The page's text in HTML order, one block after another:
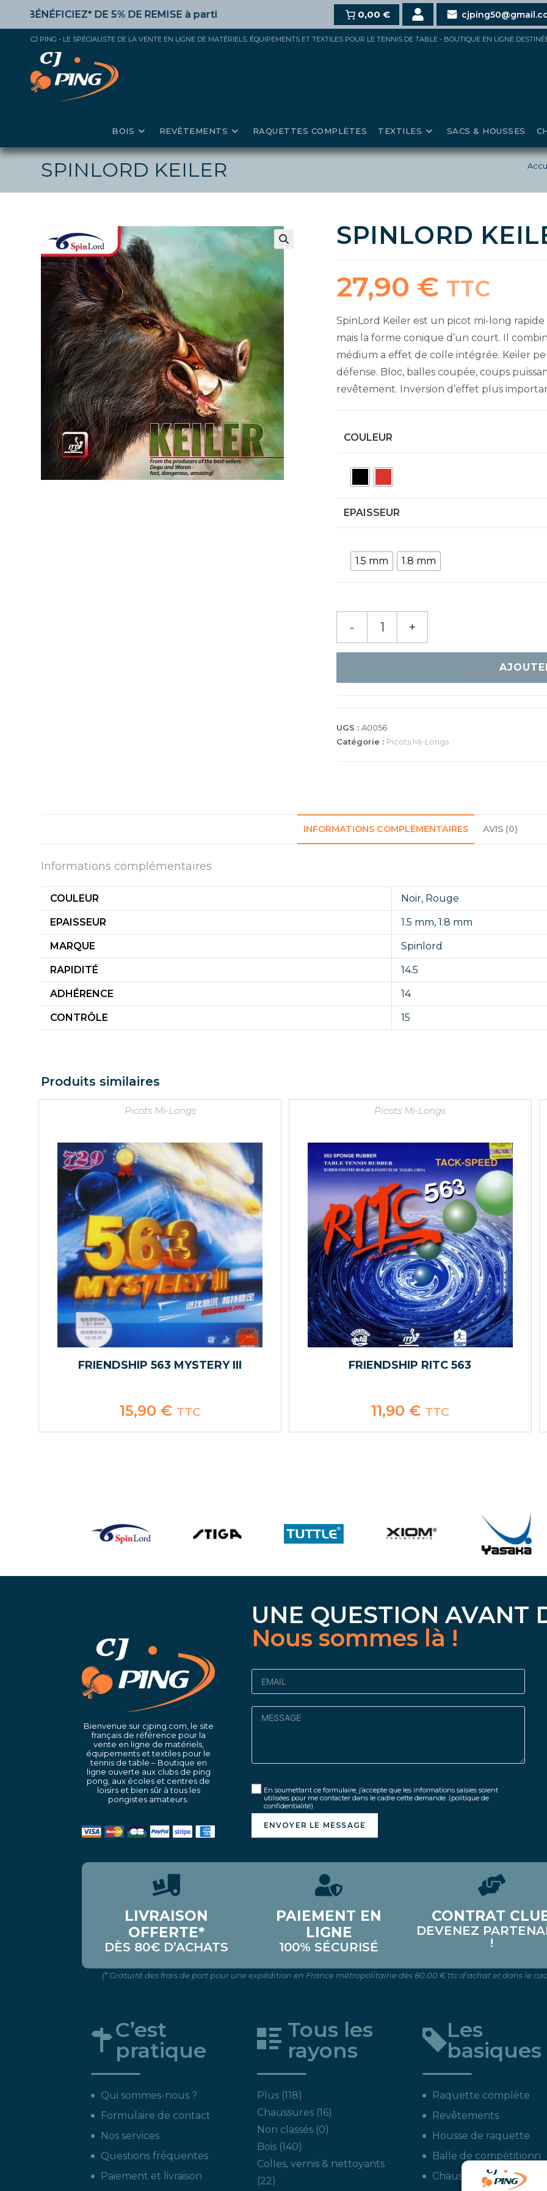
content
DE 5% DE REMISEà partir de 50€ d’achat, 15%pour 150€ et jusqu’à20%au-delà
0,00 €
CJ PING - LE SPÉCIALISTE DE LA VENTE EN LIGNE DE MATÉRIELS, ÉQUIPEMENTS ET TEXTILES POUR LE TENNIS DE TABLE - BOUTIQUE EN LIGNE
BOIS REVÊTEMENTS RAQUETTES COMPLÈTES TEXTILES SACS & HOUSSES
SPINLORD KEILER
SPINLORD
27,90 € TTC
SpinLord Keiler est un picot mi-long
mais la forme conique d’un court. Il
médium a effet de colle intégrée. Keiler
défense. Bloc, balles coupée, coups
revêtement. Inversion d’effet plus
COULEUR
EPAISSEUR
1.5 mm 1.8 mm
- +
UGS :A0056
Catégorie : Picots Mi-Longs
INFORMATIONS COMPLÉMENTAIRES AVIS (0)
Informations complémentaires
COULEUR Noir, Rouge
EPAISSEUR 1.5 mm,1.8 mm
MARQUE Spinlord
RAPIDITÉ 14.5
ADHÉRENCE 14
CONTRÔLE 15
Produits similaires
Picots Mi-Longs
FRIENDSHIP 563 MYSTERY III
15,90 € TTC
Picots Mi-Longs
FRIENDSHIP RITC 563
11,90 € TTC
Bienvenue sur cjping.com, le site
français de référence pour la
vente en ligne de matériels,
équipements et textiles pour le
tennis de table – Boutique en
ligne ouverte aux clubs de ping
pong, aux écoles et centres de
loisirs et bien sûr à tous les
pongistes amateurs.
UNE QUESTION AVANT
Nous sommes là !
En soumettant ce formulaire, j’accepte que les informations saisies soient
utilisées pour me contacter dans le cadre cette demande. (politique de
confidentialité)
ENVOYER LE MESSAGE
LIVRAISON
OFFERTE*
DÈS 80€ D’ACHATS
PAIEMENT EN
LIGNE
100% SÉCURISÉ
CONTRAT
DEVENEZ
!
(* Gratuité des frais de port pour une expédition en France métropolitaine dès 80.00 € ttc d’achat et dans le
C’est
pratique
Qui sommes-nous ?
Formulaire de contact
Nos services
Questions fréquentes
Paiement et livraison
Tous les
rayons
Plus 118118
produits
Chaussures 1616
produits
Non classés 00
Bois 140140
produits
Colles, vernis & nettoyants
2222
Les
basiques
Raquette complète
Revêtements
Housse de raquette
Balle de compétitionn
Chaussures intérieures